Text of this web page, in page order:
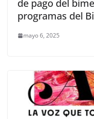
de pago del
programas del
mayo 6, 2025